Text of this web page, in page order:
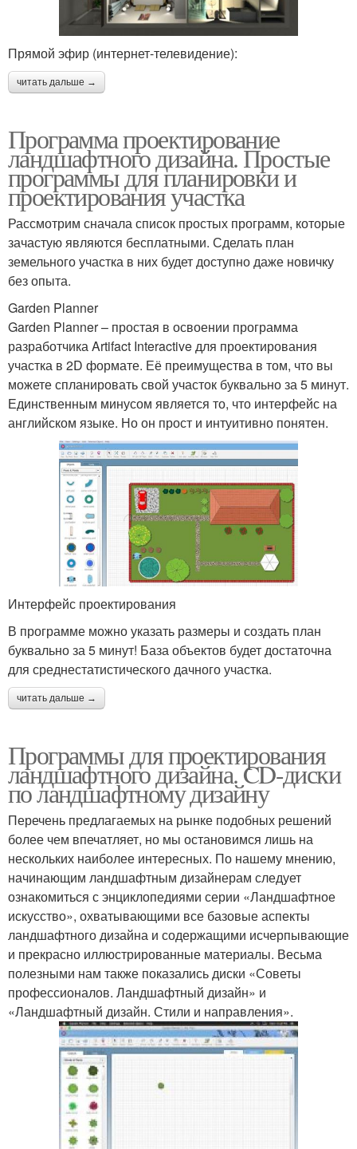
Прямой эфир (интернет-телевидение):
читать дальше →
Программа проектирование
ландшафтного дизайна. Простые
программы для планировки и
проектирования участка
Рассмотрим сначала список простых программ, которые
зачастую являются бесплатными. Сделать план
земельного участка в них будет доступно даже новичку
без опыта.
Garden Planner
Garden Planner – простая в освоении программа
разработчика Artifact Interactive для проектирования
участка в 2D формате. Её преимущества в том, что вы
можете спланировать свой участок буквально за 5 минут.
Единственным минусом является то, что интерфейс на
английском языке. Но он прост и интуитивно понятен.
Интерфейс проектирования
В программе можно указать размеры и создать план
буквально за 5 минут! База объектов будет достаточна
для среднестатистического дачного участка.
читать дальше →
Программы для проектирования
ландшафтного дизайна. CD-диски
по ландшафтному дизайну
Перечень предлагаемых на рынке подобных решений
более чем впечатляет, но мы остановимся лишь на
нескольких наиболее интересных. По нашему мнению,
начинающим ландшафтным дизайнерам следует
ознакомиться с энциклопедиями серии «Ландшафтное
искусство», охватывающими все базовые аспекты
ландшафтного дизайна и содержащими исчерпывающие
и прекрасно иллюстрированные материалы. Весьма
полезными нам также показались диски «Советы
профессионалов. Ландшафтный дизайн» и
«Ландшафтный дизайн. Стили и направления».